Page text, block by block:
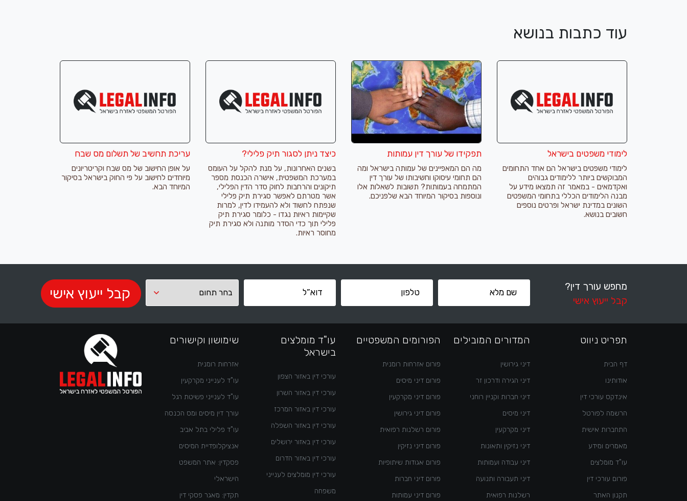
עוד כתבות בנושא
לימודי משפטים בישראל
לימודי משפטים בישראל הם אחד התחומים
המבוקשים ביותר ללימודים גבוהים
ואקדמאים - במאמר זה תמצאו מידע על
מבנה הלימודים הכללי בתחומי המשפטים
השונים במדינת ישראל ופרטים נוספים
חשובים בנושא.
תפקידו של עורך דין עמותות
מה הם המאפיינים של עמותה בישראל ומה
הם תחומי עיסוקו וחשיבותו של עורך דין
המתמחה בעמותות? תשובות לשאלות אלו
ונוספות בסיקור המיוחד הבא שלפניכם.
כיצד ניתן לסגור תיק פלילי?
בשנים האחרונות, על מנת להקל על העומס
במערכת המשפטית, אישרה הכנסת מספר
תיקונים והרחבות לחוק סדר הדין הפלילי,
אשר מטרתם לאפשר סגירת תיק פלילי
שנפתח לחשוד ולא להעמידו לדין, למרות
שקיימות ראיות נגדו - כלומר סגירת תיק
פלילי תוך כדי הסדר מותנה ולא סגירת תיק
מחוסר ראיות.
עריכת תחשיב של תשלום מס שבח
על אופן החישוב של מס שבח וקריטריונים
מיוחדים לחישוב על פי החוק בישראל בסיקור
המיוחד הבא.
מחפש עורך דין?
קבל ייעוץ אישי
תפריט ניווט
דף הבית
אודותינו
אינדקס עורכי דין
הרשמה לפורטל
התחברות אישית
מאמרים ומידע
עו"ד מומלצים
פורום עורכי דין
תקנון האתר
המדורים המובילים
דיני גירושין
דיני הגירה ודרכון זר
דיני חברות וקניין רוחני
דיני מיסים
דיני מקרקעין
דיני נזיקין ותאונות
דיני עבודה ועמותות
דיני תעבורה ותנועה
רשלנות רפואית
הפורומים המשפטיים
פורום אזרחות רומנית
פורום דיני מיסים
פורום דיני מקרקעין
פורום דיני גירושין
פורום רשלנות רפואית
פורום דיני נזיקין
פורום אגודות שיתופיות
פורום דיני חברות
פורום דיני עמותות
עו"ד מומלצים
בישראל
עורכי דין באזור הצפון
עורכי דין באזור השרון
עורכי דין באזור המרכז
עורכי דין באזור השפלה
עורכי דין באזור ירושלים
עורכי דין באזור הדרום
עורכי דין מומלצים לענייני
משפחה
שימושון וקישורים
אזרחות רומנית
עו"ד לענייני מקרקעין
עו"ד לענייני פשיטת רגל
עורך דין מיסים ומס הכנסה
עו"ד פלילי בתל אביב
אנציקלופדיית המיסים
פסקדין: אתר המשפט
הישראלי
תקדין: מאגר פסקי דין